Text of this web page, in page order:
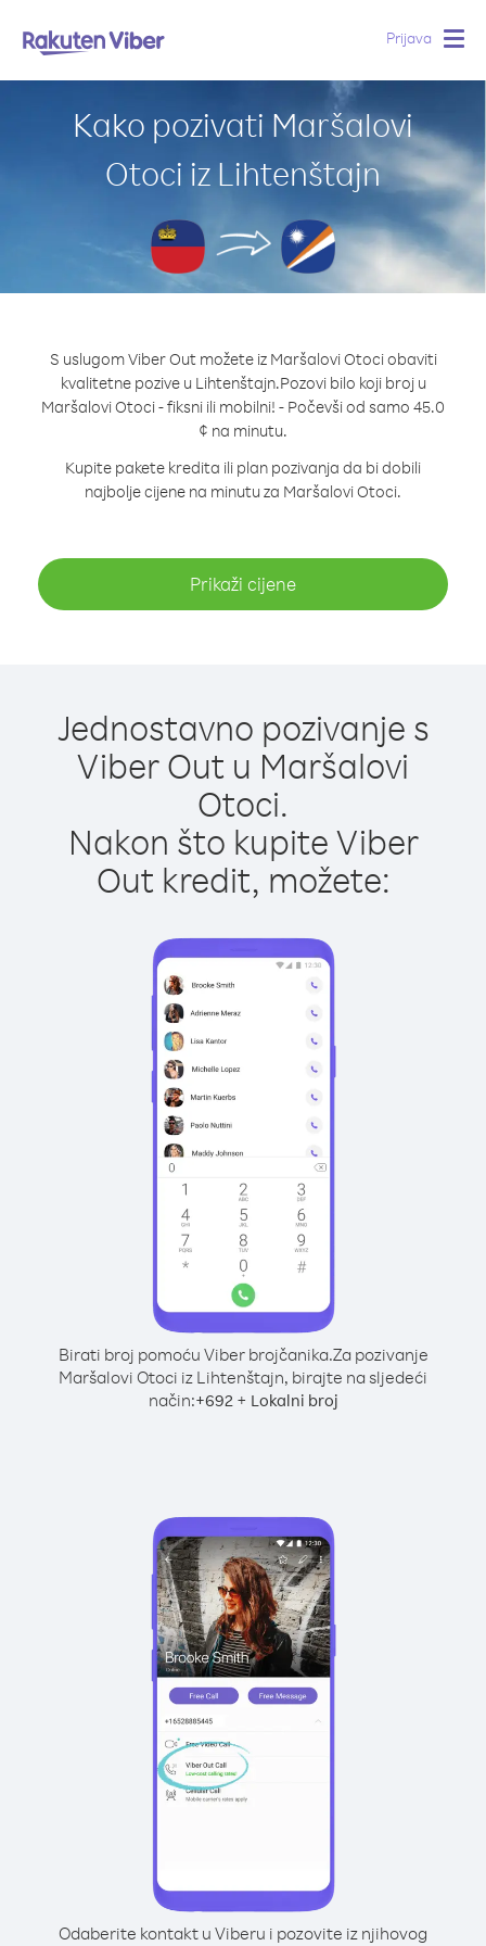
Prijava
Kako pozivati Maršalovi
Otoci iz Lihtenštajn
S uslugom Viber Out možete iz Maršalovi Otoci obaviti
kvalitetne pozive u Lihtenštajn.Pozovi bilo koji broj u
Maršalovi Otoci - fiksni ili mobilni! - Počevši od samo 45.0
¢ na minutu.
Kupite pakete kredita ili plan pozivanja da bi dobili
najbolje cijene na minutu za Maršalovi Otoci.
Prikaži cijene
Jednostavno pozivanje s
Viber Out u Maršalovi
Otoci.
Nakon što kupite Viber
Out kredit, možete:
Birati broj pomoću Viber brojčanika.Za pozivanje
Maršalovi Otoci iz Lihtenštajn, birajte na sljedeći
način:+692+ Lokalni broj
Odaberite kontakt u Viberu i pozovite iz njihovog